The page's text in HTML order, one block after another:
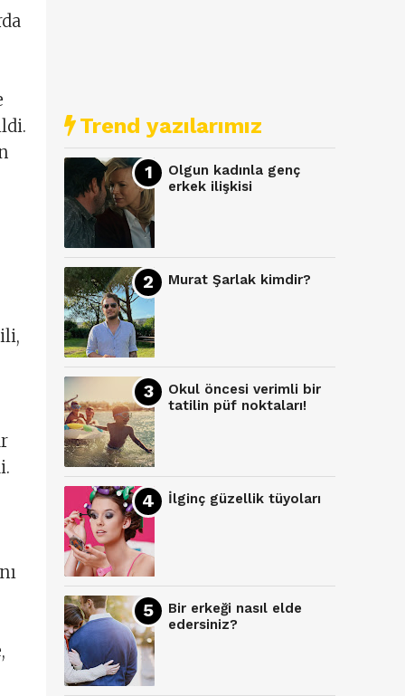
Trend yazılarımız
Olgun kadınla genç
erkek ilişkisi
Murat Şarlak kimdir?
Okul öncesi verimli bir
tatilin püf noktaları!
İlginç güzellik tüyoları
Bir erkeği nasıl elde
edersiniz?